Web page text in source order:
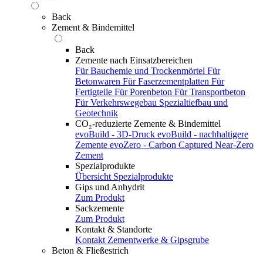
Back
Zement & Bindemittel
Back
Zemente nach Einsatzbereichen
Für Bauchemie und Trockenmörtel Für
Betonwaren Für Faserzementplatten Für
Fertigteile Für Porenbeton Für Transportbeton
Für Verkehrswegebau Spezialtiefbau und
Geotechnik
CO₂-reduzierte Zemente & Bindemittel
evoBuild - 3D-Druck evoBuild - nachhaltigere
Zemente evoZero - Carbon Captured Near-Zero
Zement
Spezialprodukte
Übersicht Spezialprodukte
Gips und Anhydrit
Zum Produkt
Sackzemente
Zum Produkt
Kontakt & Standorte
Kontakt Zementwerke & Gipsgrube
Beton & Fließestrich